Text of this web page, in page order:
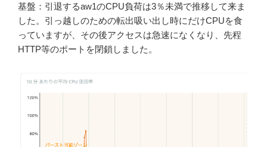
基盤：引退するaw1のCPU負荷は3％未満で推移して来ま
した。引っ越しのための転出吸い出し時にだけCPUを食
っていますが、その後アクセスは急速になくなり、先程
HTTP等のポートを閉鎖しました。